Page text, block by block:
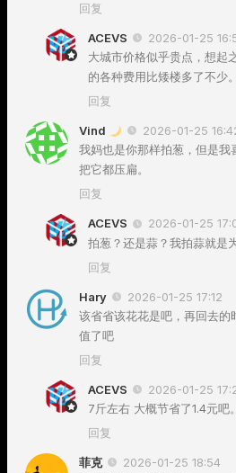
回复
ACEVS
2026-01-25
大城市价格似乎贵点，想起
的各种费用比矮楼多了不少
回复
Vind
2026-01-25
我妈也是你那样拍葱，但是我
把它都压扁。
回复
ACEVS
2026-01-25
拍葱？还是蒜？我拍蒜就是
回复
Hary
2026-01-25 17:12
该省省该花花是吧，再回去的
值了吧
回复
ACEVS
2026-01-25
7斤左右 大概节省了1.4元吧
回复
菲克
2026-01-25 18:54